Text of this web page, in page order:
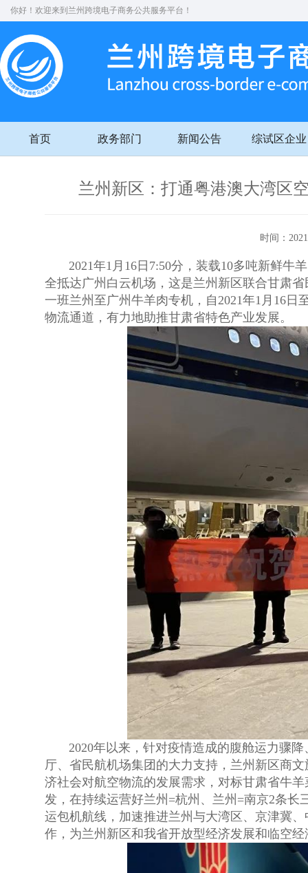
你好！欢迎来到兰州跨境电子商务公共服务平台！
首页 政务部门 新闻公告 综试区企业
兰州新区：打通粤港澳大湾区
时间：
2021年1月16日7:50分，装载10多吨新鲜牛
全抵达广州白云机场，这是兰州新区联合甘肃
一班兰州至广州牛羊肉专机，自2021年1月16
物流通道，有力地助推甘肃省特色产业发展。
2020年以来，针对疫情造成的腹舱运力骤降
厅、省民航机场集团的大力支持，兰州新区商
济社会对航空物流的发展需求，对标甘肃省牛
发，在持续运营好兰州=杭州、兰州=南京2条
运包机航线，加速推进兰州与大湾区、京津冀
作，为兰州新区和我省开放型经济发展和临空